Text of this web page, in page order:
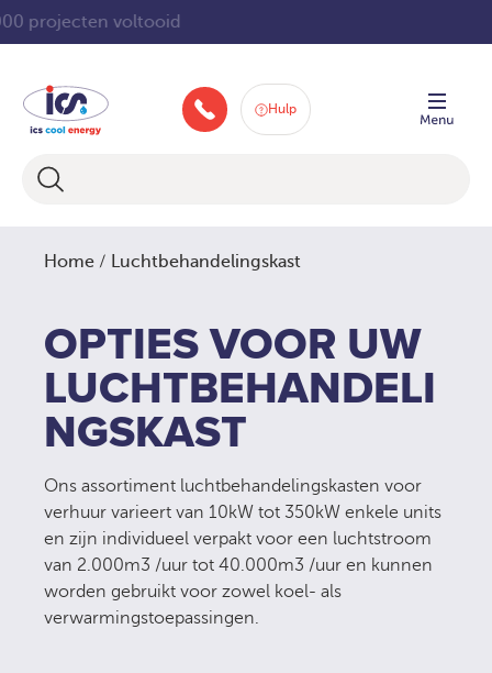
Ga
inhoud
24/7, 365-ondersteuning
088-258 2580
Hulp
Home / Luchtbehandelingskast
OPTIES VOOR UW
LUCHTBEHANDELI
NGSKAST
Ons assortiment luchtbehandelingskasten voor
verhuur varieert van 10kW tot 350kW enkele units
en zijn individueel verpakt voor een luchtstroom
van 2.000m3 /uur tot 40.000m3 /uur en kunnen
worden gebruikt voor zowel koel- als
verwarmingstoepassingen.